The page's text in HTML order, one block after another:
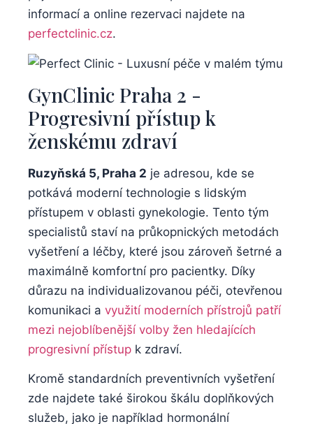
informací a online‌ rezervaci​ najdete na
perfectclinic.cz.
GynClinic Praha‌ 2 ⁢-‌
Progresivní přístup ⁣k
ženskému zdraví
Ruzyňská 5,​ Praha​ 2 ​je adresou, kde se
⁢potkává ⁤moderní technologie s lidským
přístupem v ‌oblasti gynekologie. Tento tým
specialistů staví na ⁣průkopnických metodách
vyšetření a léčby, které jsou zároveň šetrné a
maximálně​ komfortní⁢ pro​ pacientky. ⁢Díky
důrazu na ⁢individualizovanou péči, otevřenou
komunikaci a využití‌ moderních přístrojů patří⁣
mezi nejoblíbenější⁢ volby⁢ žen hledajících
‍progresivní přístup ⁢k zdraví.
Kromě‍ standardních preventivních vyšetření
zde najdete také ⁣širokou škálu doplňkových
⁣služeb, jako je například hormonální